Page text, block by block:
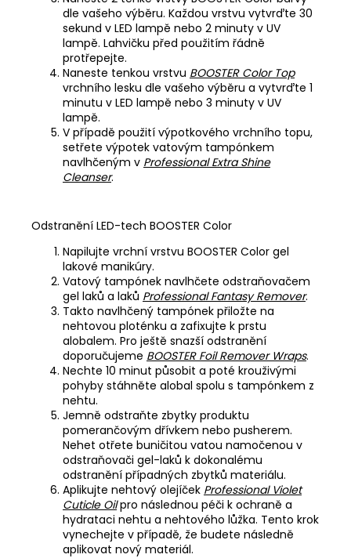
dle vašeho výběru. Každou vrstvu vytvrďte 30
sekund v LED lampě nebo 2 minuty v UV
lampě. Lahvičku před použitím řádně
protřepejte.
Naneste tenkou vrstvu BOOSTER Color Top
vrchního lesku dle vašeho výběru a vytvrďte 1
minutu v LED lampě nebo 3 minuty v UV
lampě.
V případě použití výpotkového vrchního topu,
setřete výpotek vatovým tampónkem
navlhčeným v Professional Extra Shine
Cleanser.
Odstranění LED-tech BOOSTER Color
Napilujte vrchní vrstvu BOOSTER Color gel
lakové manikúry.
Vatový tampónek navlhčete odstraňovačem
gel laků a laků Professional Fantasy Remover.
Takto navlhčený tampónek přiložte na
nehtovou ploténku a zafixujte k prstu
alobalem. Pro ještě snazší odstranění
doporučujeme BOOSTER Foil Remover Wraps.
Nechte 10 minut působit a poté krouživými
pohyby stáhněte alobal spolu s tampónkem z
nehtu.
Jemně odstraňte zbytky produktu
pomerančovým dřívkem nebo pusherem.
Nehet otřete buničitou vatou namočenou v
odstraňovači gel-laků k dokonalému
odstranění případných zbytků materiálu.
Aplikujte nehtový olejíček Professional Violet
Cuticle Oilpro následnou péči k ochraně a
hydrataci nehtu a nehtového lůžka. Tento krok
vynechejte v případě, že budete následně
aplikovat nový materiál.